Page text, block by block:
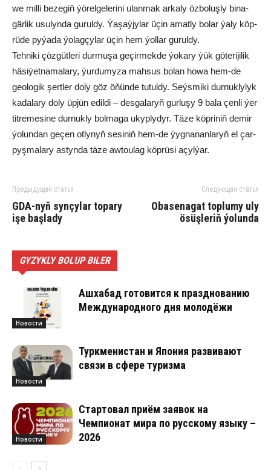
we mil­li be­ze­giň ýö­rel­ge­le­ri­ni ulan­mak ar­ka­ly öz­bo­luş­ly bi­na­
gär­lik usu­lyn­da gu­rul­dy. Ýa­şaý­jy­lar üçin amat­ly bo­lar ýa­ly köp­
rü­de py­ýa­da ýo­lag­çy­lar üçin hem ýol­lar gu­rul­dy.
Teh­ni­ki çöz­güt­le­ri dur­mu­şa ge­çir­mek­de ýo­ka­ry ýük gö­te­ri­ji­lik
hä­si­ýet­na­ma­la­ry, ýur­du­my­za mah­sus bo­lan ho­wa hem-de
geo­lo­gik şert­ler do­ly göz öňün­de tu­tul­dy. Seýs­mi­ki dur­nuk­ly­lyk
ka­da­la­ry do­ly üp­jün edil­di – des­ga­la­ryň gur­lu­şy 9 bala çen­li ýer
tit­re­me­si­ne dur­nuk­ly bol­ma­ga ukyp­ly­dyr. Tä­ze köp­ri­niň de­mir
ýo­lun­dan ge­çen ot­ly­nyň se­si­niň hem-de ýyg­na­nan­la­ryň el çar­
pyş­ma­la­ry as­tyn­da tä­ze aw­tou­lag köp­rü­si açyl­ýar.
Предыдущая статья
GDA-nyň syn­çy­lar to­pa­ry
işe baş­la­dy
Следующая статья
Oba­se­na­gat top­lu­my uly
ösüşleriň ýolunda
GYZYKLY BOLUP BILER
Новости
Ашхабад готовится к празднованию
Международного дня молодёжи
Новости
Туркменистан и Япония развивают
связи в сфере туризма
Новости
Стартовал приём заявок на
Чемпионат мира по русскому языку –
2026